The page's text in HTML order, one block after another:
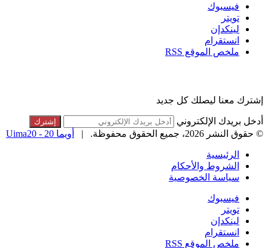
فيسبوك
تويتر
لينكدإن
انستقرام
ملخص الموقع RSS
إشترك معنا ليصلك كل جديد
أدخل بريدك الإلكتروني
© حقوق النشر 2026، جميع الحقوق محفوظة. |
أويما 20 - Uima20
الرئيسية
الشروط والأحكام
سياسة الخصوصية
فيسبوك
تويتر
لينكدإن
انستقرام
ملخص الموقع RSS